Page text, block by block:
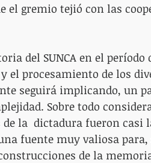
gremio tejió con las
del SUNCA en el período
el procesamiento de los
seguirá implicando, un
Sobre todo
de la  dictadura fueron casi
fuente muy valiosa para,
de la